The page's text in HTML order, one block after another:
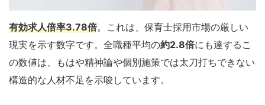
有効求人倍率3.78倍。これは、保育士採用市場の厳しい
現実を示す数字です。全職種平均の約2.8倍にも達するこ
の数値は、もはや精神論や個別施策では太刀打ちできない
構造的な人材不足を示唆しています。